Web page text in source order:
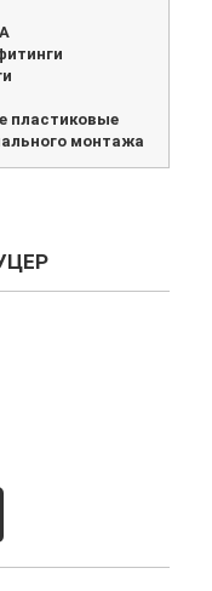
пластиковые
монтажа